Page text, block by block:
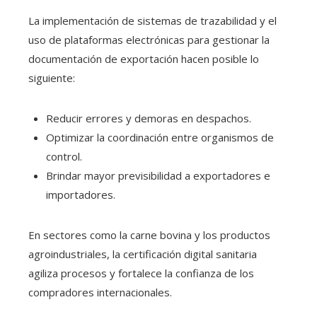
La implementación de sistemas de trazabilidad y el
uso de plataformas electrónicas para gestionar la
documentación de exportación hacen posible lo
siguiente:
Reducir errores y demoras en despachos.
Optimizar la coordinación entre organismos de
control.
Brindar mayor previsibilidad a exportadores e
importadores.
En sectores como la carne bovina y los productos
agroindustriales, la certificación digital sanitaria
agiliza procesos y fortalece la confianza de los
compradores internacionales.